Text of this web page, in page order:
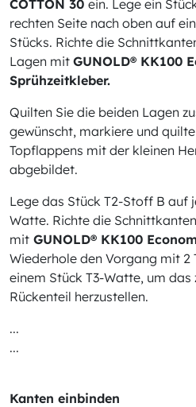
COTTON 30 ein. Lege ein
rechten Seite nach oben auf
Stücks. Richte die
Lagen mit GUNOLD® KK100
Sprühzeitkleber.
Quilten Sie die beiden Lagen
gewünscht, markiere und
Topflappens mit der kleinen
abgebildet.
Lege das Stück T2-Stoff B auf
Watte. Richte die
mit GUNOLD® KK100
Wiederhole den Vorgang mit 2
einem Stück T3-Watte, um
Rückenteil herzustellen.
...
...
Kanten einbinden